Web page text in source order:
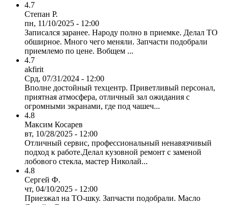
4.7
Степан Р.
пн, 11/10/2025 - 12:00
Записался заранее. Народу полно в приемке. Делал ТО
обширное. Много чего меняли. Запчасти подобрали
приемлемо по цене. Вобщем ...
4.7
akfirit
Срд, 07/31/2024 - 12:00
Вполне достойный техцентр. Приветливый персонал,
приятная атмосфера, отличный зал ожидания с
огромными экранами, где под чашеч...
4.8
Максим Косарев
вт, 10/28/2025 - 12:00
Отличный сервис, профессиональный ненавязчивый
подход к работе.Делал кузовной ремонт с заменой
лобового стекла, мастер Николай...
4.8
Сергей Ф.
чт, 04/10/2025 - 12:00
Приезжал на ТО-шку. Запчасти подобрали. Масло